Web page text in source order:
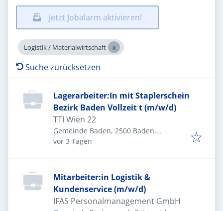
Jetzt Jobalarm aktivieren!
Logistik / Materialwirtschaft
Suche zurücksetzen
Lagerarbeiter:In mit Staplerschein
Bezirk Baden Vollzeit t (m/w/d)
TTI Wien 22
Gemeinde Baden, 2500 Baden,
Österreich
Veröffentlicht
vor 3 Tagen
Mitarbeiter:in Logistik &
Kundenservice (m/w/d)
IFAS Personalmanagement GmbH